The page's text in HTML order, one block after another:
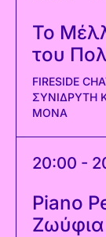
Το
του
FIRESIDE
ΣΥΝΙΔΡΥΤΉ
MONA
20:00 -
Piano
Ζωύφια